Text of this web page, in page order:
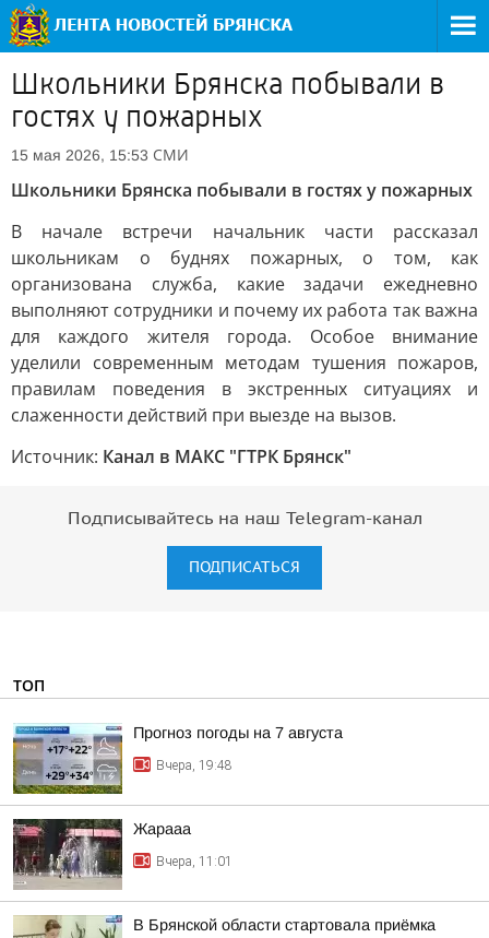
Школьники Брянска побывали в
гостях у пожарных
15 мая 2026, 15:53 СМИ
Школьники Брянска побывали в гостях у пожарных
В начале встречи начальник части рассказал
школьникам о буднях пожарных, о том, как
организована служба, какие задачи ежедневно
выполняют сотрудники и почему их работа так важна
для каждого жителя города. Особое внимание
уделили современным методам тушения пожаров,
правилам поведения в экстренных ситуациях и
слаженности действий при выезде на вызов.
Источник: Канал в МАКС "ГТРК Брянск"
Подписывайтесь на наш Telegram-канал
ПОДПИСАТЬСЯ
ТОП
Прогноз погоды на 7 августа
Вчера, 19:48
Жарааа
Вчера, 11:01
В Брянской области стартовала приёмка